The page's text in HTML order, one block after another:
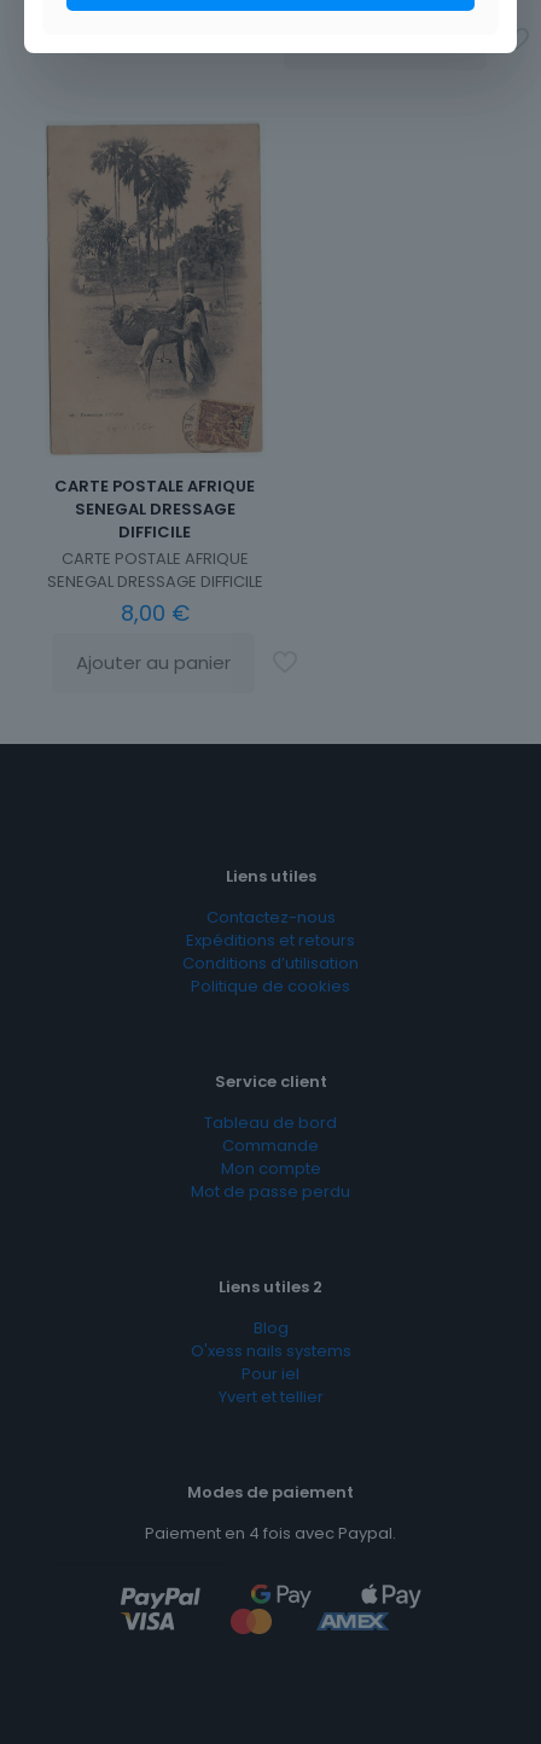
CARTE POSTALE AFRIQUE
SENEGAL DRESSAGE
DIFFICILE
CARTE POSTALE AFRIQUE
SENEGAL DRESSAGE DIFFICILE
8,00 €
Ajouter au panier
Liens utiles
Contactez-nous
Expéditions et retours
Conditions d’utilisation
Politique de cookies
Service client
Tableau de bord
Commande
Mon compte
Mot de passe perdu
Liens utiles 2
Blog
O'xess nails systems
Pour iel
Yvert et tellier
Modes de paiement
Paiement en 4 fois avec Paypal.